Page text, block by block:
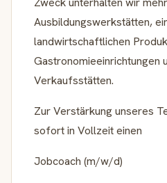
Ausbildungswerkstätten,
landwirtschaftlichen
Gastronomieeinrichtungen
Verkaufsstätten.
Zur Verstärkung unseres
sofort in Vollzeit einen
Jobcoach (m/w/d)